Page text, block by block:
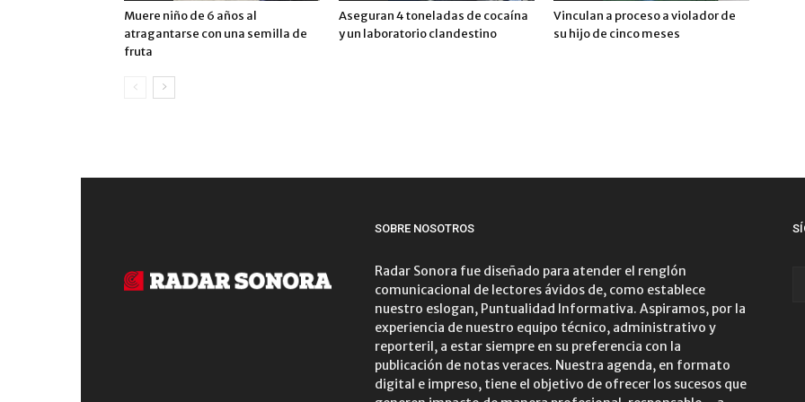
Muere niño de 6 años al
atragantarse con una semilla de
fruta
Aseguran 4 toneladas de cocaína
y un laboratorio clandestino
Vinculan a proceso a violador de
su hijo de cinco meses
SOBRE NOSOTROS
Radar Sonora fue diseñado para atender el renglón
comunicacional de lectores ávidos de, como establece
nuestro eslogan, Puntualidad Informativa. Aspiramos, por la
experiencia de nuestro equipo técnico, administrativo y
reporteril, a estar siempre en su preferencia con la
publicación de notas veraces. Nuestra agenda, en formato
digital e impreso, tiene el objetivo de ofrecer los sucesos que